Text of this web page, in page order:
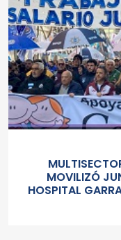
MOVILIZÓ
HOSPITAL